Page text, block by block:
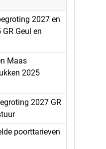
2027 en
Geul en
Maas
2025
2027 GR
poorttarieven